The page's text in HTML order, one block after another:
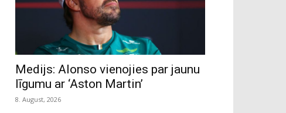
Medijs: Alonso vienojies par jaunu
līgumu ar ‘Aston Martin’
8. August, 2026